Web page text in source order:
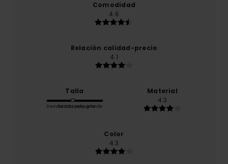
Comodidad
4.6
Relación calidad-precio
4.1
Talla
Demasiado pequeño
Demasiado grande
Material
4.3
Color
4.3